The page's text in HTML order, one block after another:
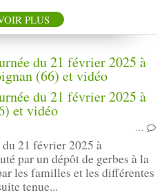
PLUS
du 21 février 2025 à
(66) et vidéo
…
21 février 2025 à
par un dépôt de gerbes à la
les familles et les différentes
tenue...